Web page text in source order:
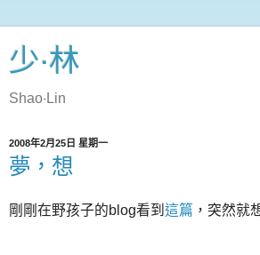
少‧林
Shao‧Lin
2008年2月25日 星期一
夢，想
剛剛在野孩子的blog看到 這篇 ，突然就